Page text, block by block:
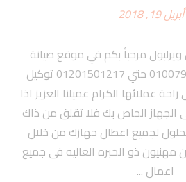
أبريل 19, 2018
مرحبأ بكم في موقع صيانة
غسالة ويرلبول 01007979202 حتي 01201501217 توكيل
عملائها الكرام عميلنا العزيز اذا
الخاص بك فلا تقلق من ذاك
لجميع اعطال جهازك من خلال
مهنيون ذو الخبره العاليه فى جميع
اعمال ...